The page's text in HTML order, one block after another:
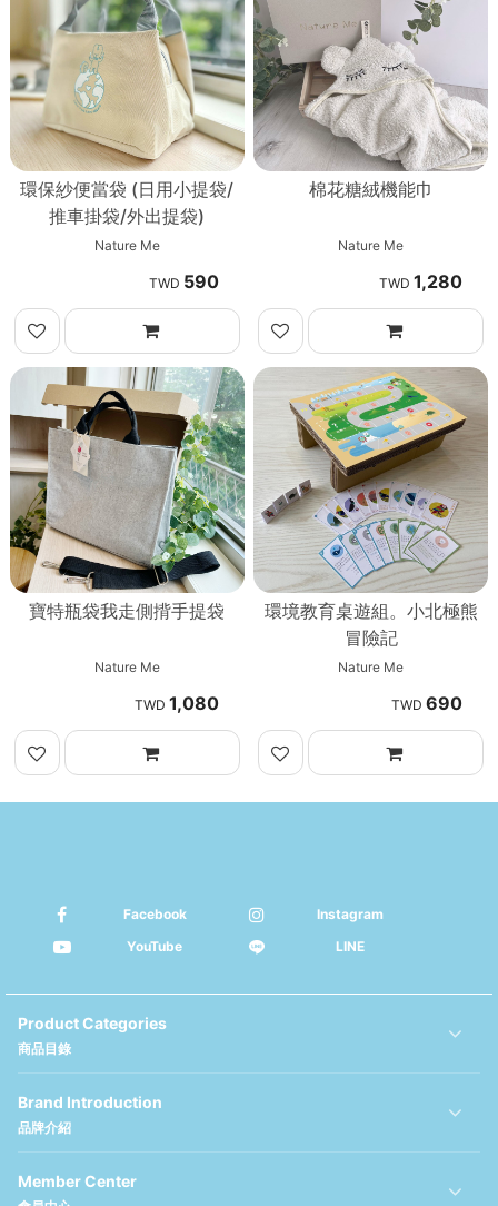
環保紗便當袋 (日用小提袋/
推車掛袋/外出提袋)
Nature Me
590
棉花糖絨機能巾
Nature Me
1,280
寶特瓶袋我走側揹手提袋
Nature Me
1,080
環境教育桌遊組。小北極熊
冒險記
Nature Me
690
Facebook
Instagram
YouTube
LINE
Product Categories
商品目錄
Brand Introduction
品牌介紹
Member Center